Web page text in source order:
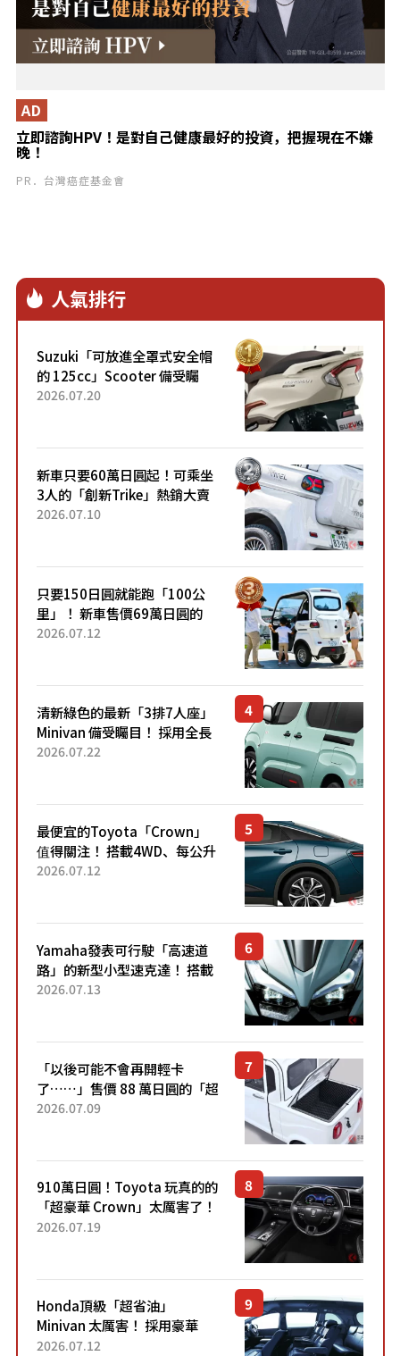
立即諮詢HPV！是對自己健康最好的投資，把握現在不嫌
晚！
AD
PR．台灣癌症基金會
人氣排行
Suzuki「可放進全罩式安全帽
的 125cc」Scooter 備受矚
目！採用全新流線設計與各項
2026.07.20
新車只要60萬日圓起！可乘坐
3人的「創新Trike」熱銷大賣
成為人氣車款！「養車成本真
2026.07.10
只要150日圓就能跑「100公
里」！ 新車售價69萬日圓的
「3人座」Trike大受歡迎！ 順
2026.07.12
清新綠色的最新「3排7人座」
Minivan 備受矚目！ 採用全長
4.7公尺剛剛好的車身尺寸與
2026.07.22
最便宜的Toyota「Crown」
值得關注！ 搭載4WD、每公升
22.4公里低油耗表現超亮眼！
2026.07.12
Yamaha發表可行駛「高速道
路」的新型小型速克達！ 搭載
能享受超強勁「渦輪感」的動
2026.07.13
「以後可能不會再開輕卡
了……」售價 88 萬日圓的「超
迷你輕型貨車」引發兩極評
了！...
2026.07.09
910萬日圓！Toyota 玩真的的
「超豪華 Crown」太厲害了！
採用由「匠人技藝」打造的
2026.07.19
Honda頂級「超省油」
Minivan 太厲害！ 採用豪華
「真皮座椅」與專屬「黑色內
2026.07.12